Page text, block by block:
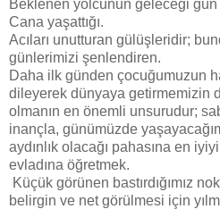
Beklenen yolcunun geleceği gün
Cana yaşattığı.
Acıları unutturan gülüşleridir;
günlerimizi şenlendiren.
Daha ilk günden çocuğumuzun
dileyerek dünyaya getirmemizin
olmanın en önemli unsurudur;
inançla, günümüzde
aydınlık olacağı pahasına en
evladına öğretmek.
Küçük görünen bastırdığımız
belirgin ve net görülmesi için